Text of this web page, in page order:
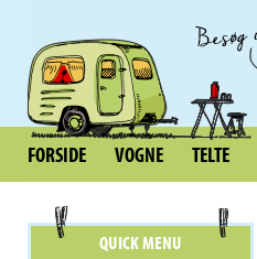
FORSIDE VOGNE TELTE
QUICK MENU